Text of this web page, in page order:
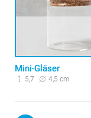
Mini-Gläser
5,7 4,5 cm